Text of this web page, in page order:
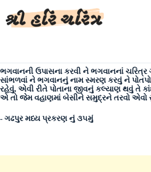
content
ભગવાનની ઉપાસના કરવી ને ભગવાનનાં ચરિત્ર
સાંભળવાં ને ભગવાનનું નામ સ્મરણ કરવું ને
રહેવું, એવી રીતે પોતાના જીવનું કલ્યાણ થવું તે
એ તો જેમ વહાણમાં બેસીને સમુદ્રને તરવો એવો
- ગઢપુર મધ્ય પ્રકરણ નું ૩૫મું